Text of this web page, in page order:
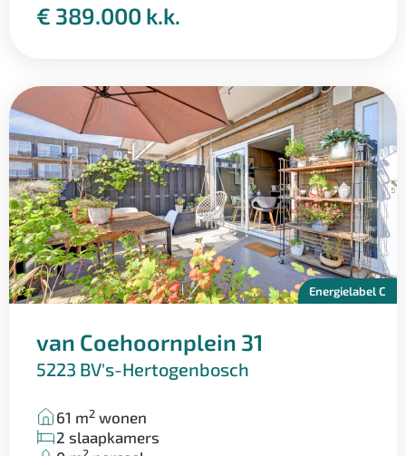
€ 389.000 k.k.
Energielabel C
van Coehoornplein 31
5223 BV's-Hertogenbosch
61 m2 wonen
2 slaapkamers
2